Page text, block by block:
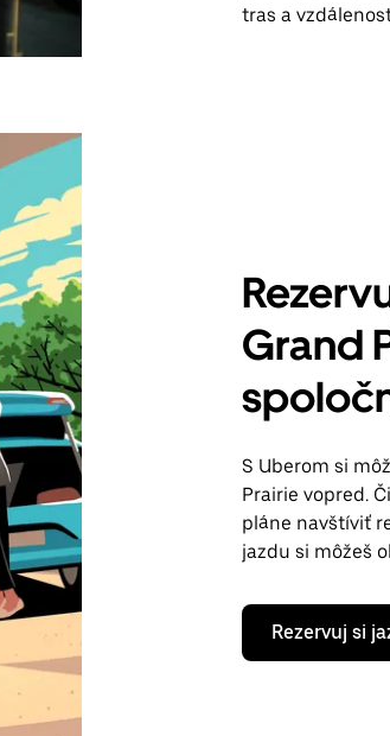
tras a
Grand
S Uberom si
Prairie vopred.
pláne navštíviť
jazdu si môžeš
Rezervuj si